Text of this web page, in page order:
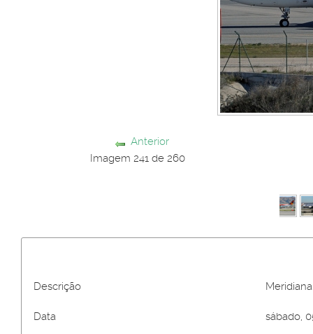
Anterior
Imagem 241 de 260
Descrição Meridiana
Data sábado,